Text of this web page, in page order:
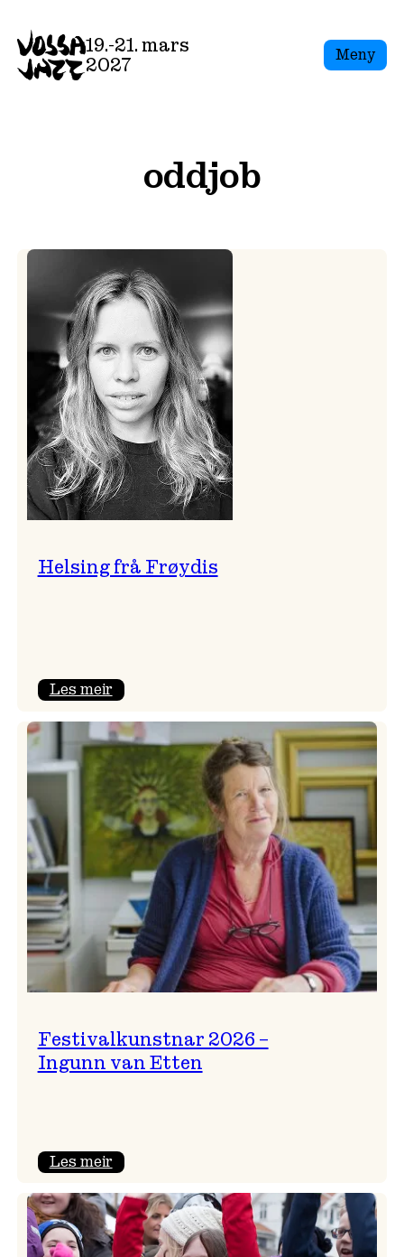
to
content
19.-21. mars
2027
Meny
oddjob
Helsing frå Frøydis
Les meir:
frå
Frøydis
Festivalkunstnar 2026 –
Ingunn van Etten
Les meir:
2026
–
Ingunn van Etten